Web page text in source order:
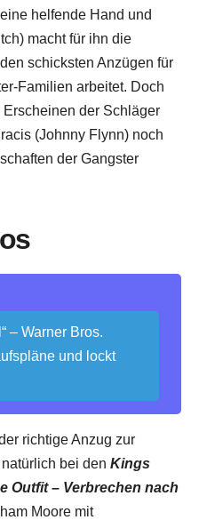
helfende Hand und
macht für ihn die
schicksten Anzügen für
Familien arbeitet. Doch
der Schläger
(Johnny Flynn) noch
der Gangster
– Warner Bros.
und lockt
richtige Anzug zur
bei den Kings
Outfit – Verbrechen nach
Moore mit